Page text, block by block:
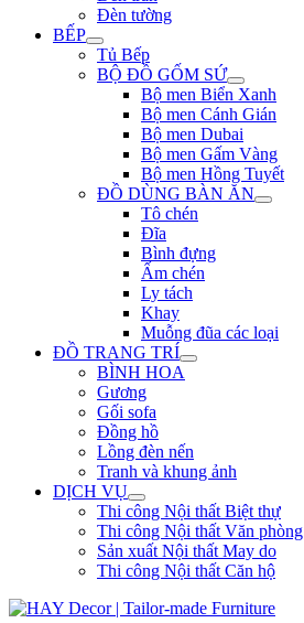
Đèn tường
BẾP
Tủ Bếp
BỘ ĐỒ GỐM SỨ
Bộ men Biển Xanh
Bộ men Cánh Gián
Bộ men Dubai
Bộ men Gấm Vàng
Bộ men Hồng Tuyết
ĐỒ DÙNG BÀN ĂN
Tô chén
Đĩa
Bình đựng
Ấm chén
Ly tách
Khay
Muỗng đũa các loại
ĐỒ TRANG TRÍ
BÌNH HOA
Gương
Gối sofa
Đồng hồ
Lồng đèn nến
Tranh và khung ảnh
DỊCH VỤ
Thi công Nội thất Biệt thự
Thi công Nội thất Văn phòng
Sản xuất Nội thất May do
Thi công Nội thất Căn hộ